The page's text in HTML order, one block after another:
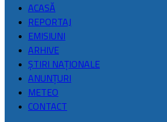
ACASĂ
REPORTAJ
EMISIUNI
ARHIVE
ŞTIRI NAŢIONALE
ANUNȚURI
METEO
CONTACT